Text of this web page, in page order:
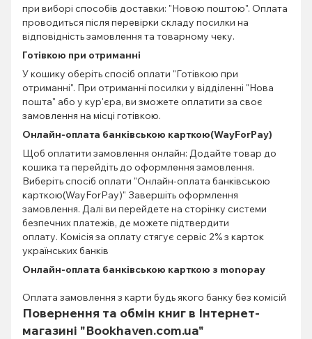
при виборі способів доставки: "Новою поштою". Оплата
проводиться після перевірки складу посилки на
відповідність замовлення та товарному чеку.
Готівкою при отриманні
У кошику оберіть спосіб оплати "Готівкою при
отриманні". При отриманні посилки у відділенні "Нова
пошта" або у кур'єра, ви зможете оплатити за своє
замовлення на місці готівкою.
Онлайн-оплата банківською карткою(WayForPay)
Щоб оплатити замовлення онлайн: Додайте товар до
кошика та перейдіть до оформлення замовлення.
Виберіть спосіб оплати "Онлайн-оплата банківською
карткою(WayForPay)" Завершіть оформлення
замовлення. Далі ви перейдете на сторінку системи
безпечних платежів, де можете підтвердити
оплату. Комісія за оплату стягує сервіс 2% з карток
українських банків
Онлайн-оплата банківською карткою з monopay
Оплата замовлення з карти будь якого банку без комісій
Повернення та обмін книг в Інтернет-
магазині "Bookhaven.com.ua"